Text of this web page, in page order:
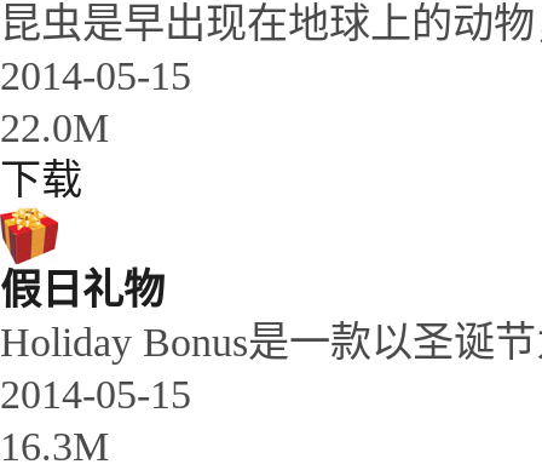
昆虫是早出现在地球上的动
2014-05-15
22.0M
下载
假日礼物
Holiday Bonus是一款以圣诞
2014-05-15
16.3M